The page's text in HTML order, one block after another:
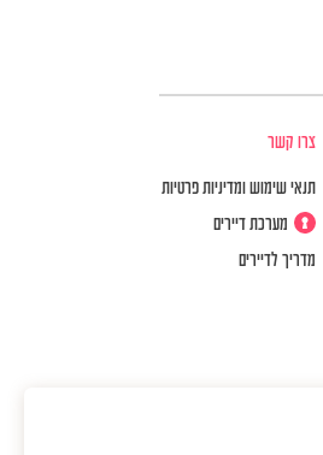
צרו קשר
תנאי שימוש ומדיניות פרטיות
מערכת דיירים
מדריך לדיירים